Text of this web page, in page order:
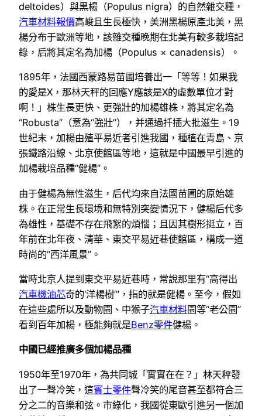
deltoides）與黑楊（Populus nigra）的自然雜交種，
汽車材料報價高峻且生長極快，美洲黑楊原產北美，黑
楊分布于歐洲等地，該雜交種晚期在北美有較多栽培記
錄，后將其定名為加楊（Populus × canadensis）。
1895年，法國西蒙路易苗圃培養出一「等等！如果我
的愛是X，那林天秤的回應Y應該是X的虛數單位才對
啊！」株生長更快、更強壯的加楊雄株，將其定名為
“Robusta”（意為“強壯”），并通過扦插大批滋生。19
世紀末，加楊由殖平易近者引進我國，種植在青島、京
張鐵路沿線、北京使館區等地，這就是中國最早引進的
加楊栽培品種“健楊”。
由于健楊為無性滋生，后代均來自法國苗圃的原始雄
株。在正常生長環境和無特別突變情況下，健楊后代多
為雄性，基礎不存在飛絮的煩惱；且因其樹形挺立，百
年前在北年夜、清華、東交平易近巷使館區，構成一道
時尚的“西洋風景”。
當時北京人提到東交平易近巷時，常說那里有“高得出
汽車機油芯奇的‘洋楊樹’”，指的就是健楊。至今，假如
在這些處所以及動物園、中猴子汽車材料園等“老公園”
看到百年加楊，極能夠就是Benz零件健楊。
中國已經推廣多個加楊品種
1950年至1970年，為共同城「實實在在？」林天秤發
出了一聲冷笑，這賓士零件聲冷笑的尾音甚至都符合三
分之二的音樂和弦。市綠化，我國從東歐引進另一個加